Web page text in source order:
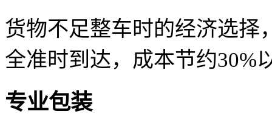
货物不足整车时的经济选择
全准时到达，成本节约30%
专业包装